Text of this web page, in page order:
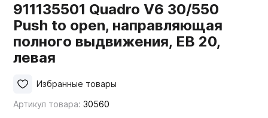
Мой ЭГГЕР
Фасады
911135501 Quadro V6 30/550
Push to open, направляющая
полного выдвижения, EB 20,
левая
Артикул товара:30560
Избранные товары